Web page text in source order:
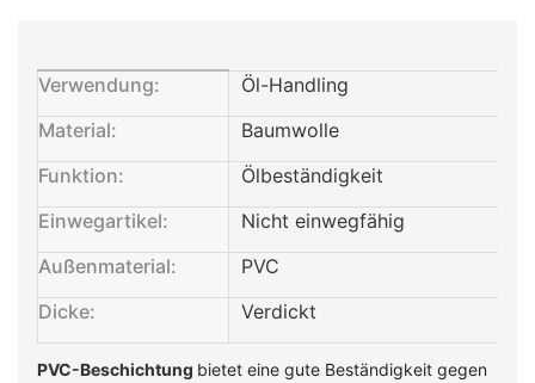
Verwendung:
Öl-Handling
Material:
Baumwolle
Funktion:
Ölbeständigkeit
Einwegartikel:
Nicht einwegfähig
Außenmaterial:
PVC
Dicke:
Verdickt
PVC-Beschichtung bietet eine gute Beständigkeit gegen